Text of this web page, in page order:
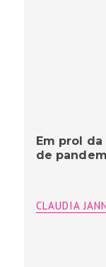
Em prol
de
CLAUDIA